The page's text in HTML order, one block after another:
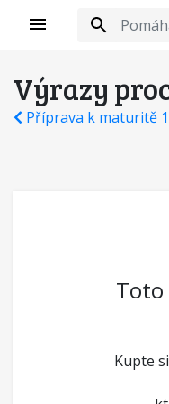
Výrazy
Příprava k maturitě
Toto
Kupte